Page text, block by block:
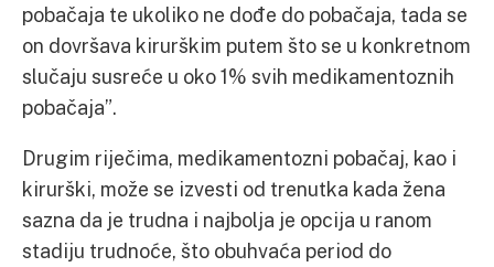
pobačaja te ukoliko ne dođe do pobačaja, tada se
on dovršava kirurškim putem što se u konkretnom
slučaju susreće u oko 1% svih medikamentoznih
pobačaja”.
Drugim riječima, medikamentozni pobačaj, kao i
kirurški, može se izvesti od trenutka kada žena
sazna da je trudna i najbolja je opcija u ranom
stadiju trudnoće, što obuhvaća period do